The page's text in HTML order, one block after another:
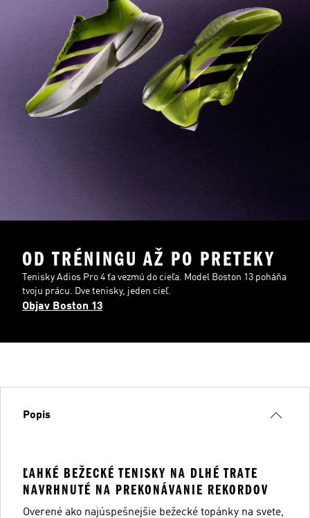
OD TRÉNINGU AŽ PO PRETEKY
Tenisky Adios Pro 4 ťa vezmú do cieľa. Model Boston 13 poháňa
tvoju prácu. Dve tenisky, jeden cieľ.
Objav Boston 13
Popis
ĽAHKÉ BEŽECKÉ TENISKY NA DLHÉ TRATE
NAVRHNUTÉ NA PREKONÁVANIE REKORDOV
Overené ako najúspešnejšie bežecké topánky na svete,